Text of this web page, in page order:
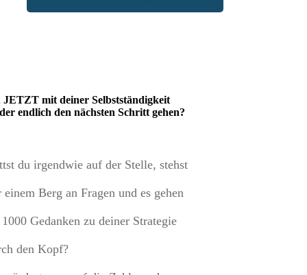
JETZT mit deiner Selbstständigkeit
endlich den nächsten Schritt gehen?
du irgendwie auf der Stelle, stehst
einem Berg an Fragen und es gehen
Gedanken zu deiner Strategie
den Kopf?